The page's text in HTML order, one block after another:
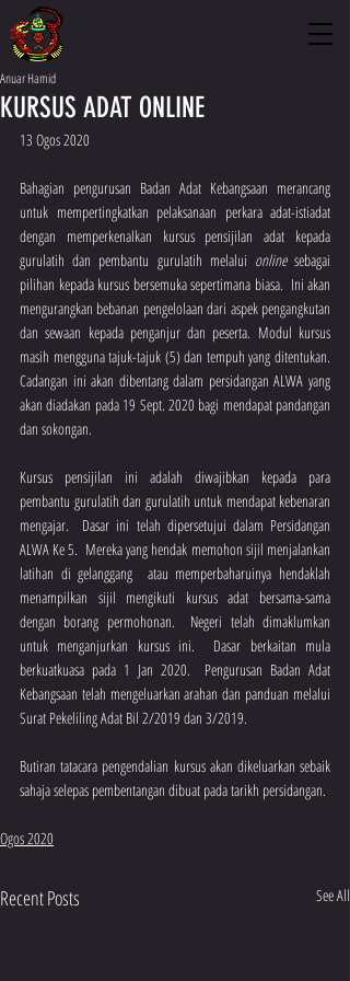
KURSUS ADAT ONLINE
Anuar Hamid
13 Ogos 2020
Bahagian pengurusan Badan Adat Kebangsaan merancang
untuk mempertingkatkan pelaksanaan perkara adat-istiadat
dengan memperkenalkan kursus pensijilan adat kepada
gurulatih dan pembantu gurulatih melalui online sebagai
pilihan kepada kursus bersemuka sepertimana biasa.  Ini akan
mengurangkan bebanan pengelolaan dari aspek pengangkutan
dan sewaan kepada penganjur dan peserta. Modul kursus
masih mengguna tajuk-tajuk (5) dan tempuh yang ditentukan.
Cadangan ini akan dibentang dalam persidangan ALWA yang
akan diadakan pada 19 Sept. 2020 bagi mendapat pandangan
dan sokongan.
Kursus pensijilan ini adalah diwajibkan kepada para
pembantu gurulatih dan gurulatih untuk mendapat kebenaran
mengajar.  Dasar ini telah dipersetujui dalam Persidangan
ALWA Ke 5.  Mereka yang hendak memohon sijil menjalankan
latihan di gelanggang  atau memperbaharuinya hendaklah
menampilkan sijil mengikuti kursus adat bersama-sama
dengan borang permohonan.  Negeri telah dimaklumkan
untuk menganjurkan kursus ini.  Dasar berkaitan mula
berkuatkuasa pada 1 Jan 2020.  Pengurusan Badan Adat
Kebangsaan telah mengeluarkan arahan dan panduan melalui
Surat Pekeliling Adat Bil 2/2019 dan 3/2019.
Butiran tatacara pengendalian kursus akan dikeluarkan sebaik
sahaja selepas pembentangan dibuat pada tarikh persidangan.
Ogos 2020
Recent Posts See All